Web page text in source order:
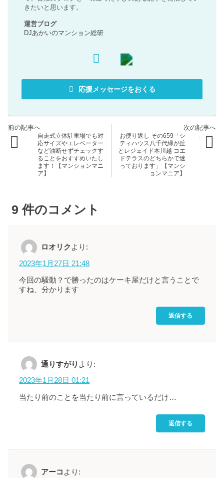
きたいと思います。
運営ブログ
DJあかいのマンション総研
応援メッセージをおくる
自走式立体駐車場でも対
応サイズやエレベーター
など油断せずチェックす
ることをおすすめいたし
ます！【マンションマニ
ア】
お便り返し その659「シ
ティハウス八千代緑が丘
とレジェイド本川越 コエ
ドテラスのどちらかで迷
っております」【マンシ
ョンマニア】
9 件のコメント
ロオリク より:
2023年1月27日 21:48
今回の騒動？で勝ったのはケーキ屋だけと言うことで
すね、分かります
返信する
通りすがり より:
2023年1月28日 01:21
当たり前のことを当たり前に言っているだけ…
返信する
アーコ より: